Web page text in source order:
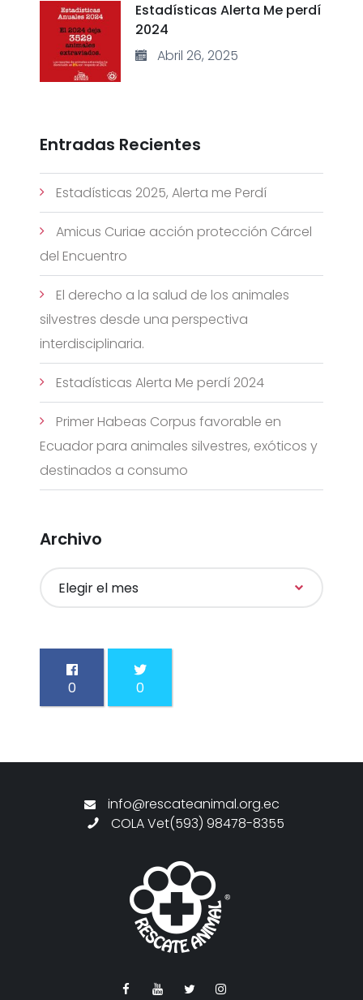
Estadísticas Alerta Me perdí
2024
Abril 26, 2025
Entradas Recientes
Estadísticas 2025, Alerta me Perdí
Amicus Curiae acción protección Cárcel
del Encuentro
El derecho a la salud de los animales
silvestres desde una perspectiva
interdisciplinaria.
Estadísticas Alerta Me perdí 2024
Primer Habeas Corpus favorable en
Ecuador para animales silvestres, exóticos y
destinados a consumo
Archivo
0 0
info@rescateanimal.org.ec
COLA Vet(593) 98478-8355